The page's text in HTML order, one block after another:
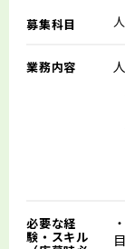
募集科目
業務内容
必要な経
験・スキル